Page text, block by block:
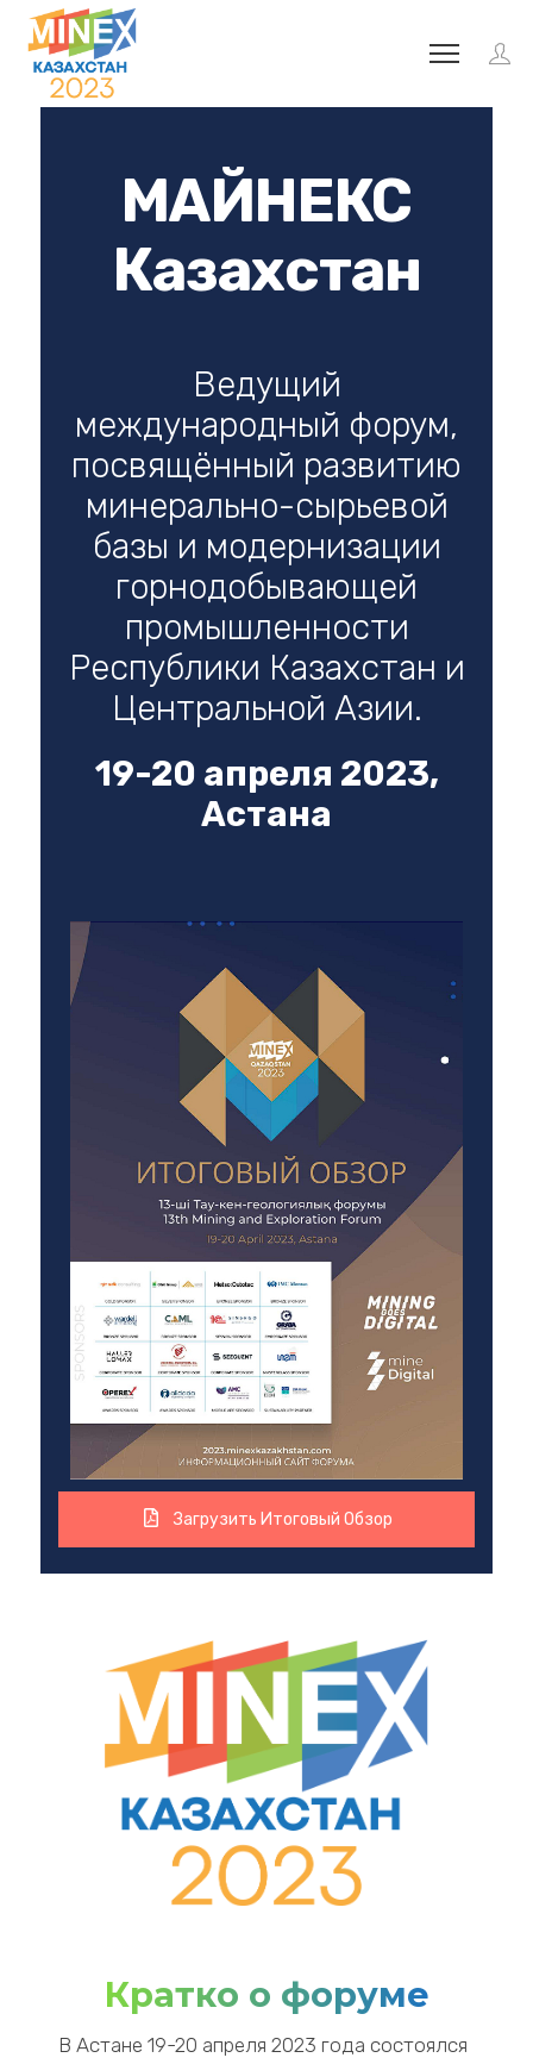
МАЙНЕКС
Казахстан
Ведущий
международный форум,
посвящённый развитию
минерально-сырьевой
базы и модернизации
горнодобывающей
промышленности
Республики Казахстан и
Центральной Азии.
19-20 апреля 2023,
Астана
Загрузить Итоговый Обзор
Кратко о форуме
В Астане 19-20 апреля 2023 года состоялся